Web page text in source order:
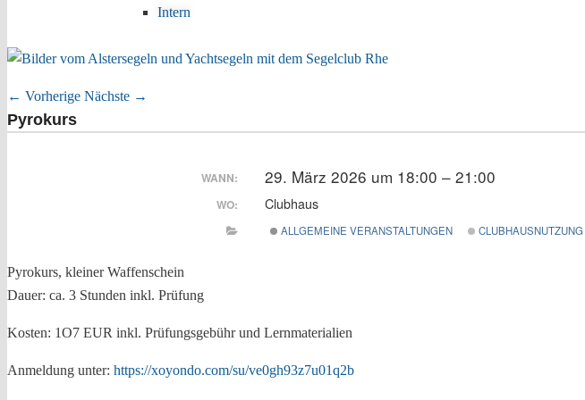
Intern
Artikelnavigation
← Vorherige Nächste →
Pyrokurs
WANN: 29. März 2026 um 18:00 – 21:00
WO: Clubhaus
ALLGEMEINE VERANSTALTUNGEN CLUBHAUSNUTZUNG
Pyrokurs, kleiner Waffenschein
Dauer: ca. 3 Stunden inkl. Prüfung
Kosten: 1O7 EUR inkl. Prüfungsgebühr und Lernmaterialien
Anmeldung unter: https://xoyondo.com/su/ve0gh93z7u01q2b